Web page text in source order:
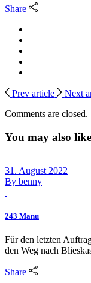
Share
Prev article
Next
Comments are closed.
You may also like
31. August 2022
By benny
243 Manu
Für den letzten
den Weg nach
Share